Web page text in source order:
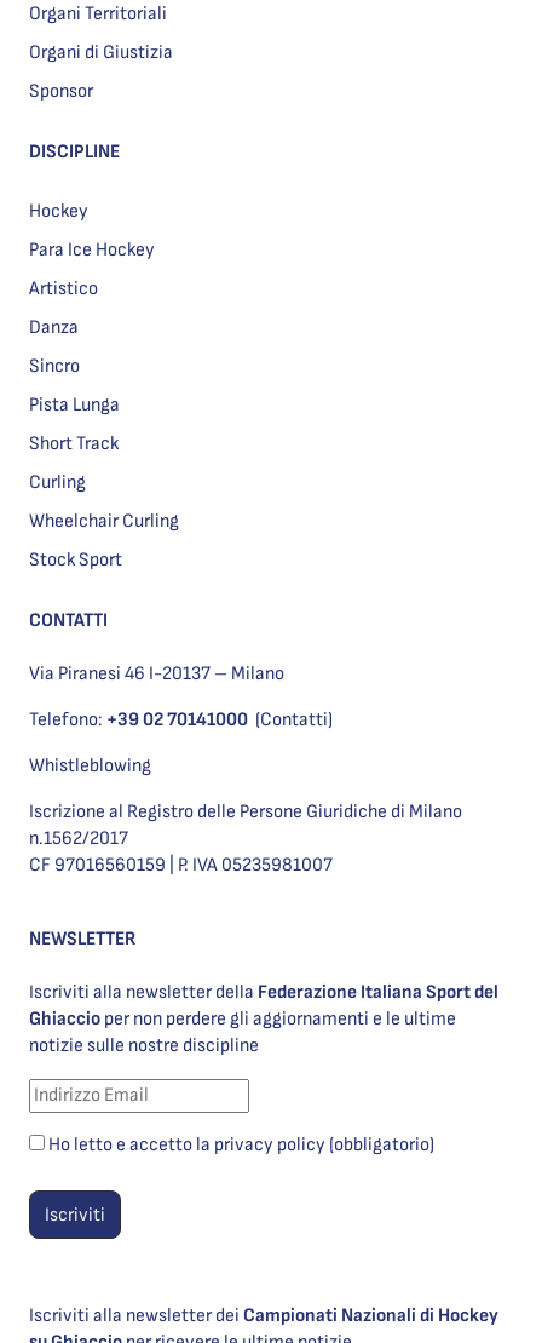
Organi Territoriali
Organi di Giustizia
Sponsor
DISCIPLINE
Hockey
Para Ice Hockey
Artistico
Danza
Sincro
Pista Lunga
Short Track
Curling
Wheelchair Curling
Stock Sport
CONTATTI
Via Piranesi 46 I-20137 – Milano
Telefono: +39 02 70141000 (Contatti)
Whistleblowing
Iscrizione al Registro delle Persone Giuridiche di Milano
n.1562/2017
CF 97016560159 | P. IVA 05235981007
NEWSLETTER
Iscriviti alla newsletter della Federazione Italiana Sport del
Ghiaccio per non perdere gli aggiornamenti e le ultime
notizie sulle nostre discipline
Ho letto e accetto la privacy policy (obbligatorio)
Iscriviti alla newsletter dei Campionati Nazionali di Hockey